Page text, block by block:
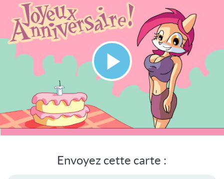
Lire
la
vidéo
Envoyez cette carte :